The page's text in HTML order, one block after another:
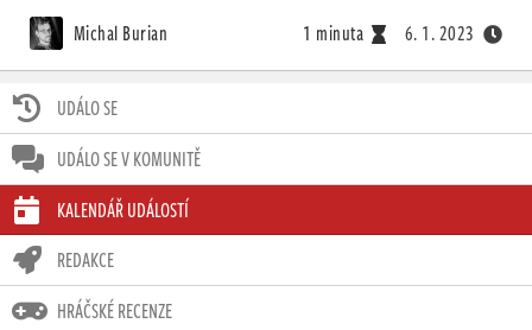
UDÁLO SE
UDÁLO SE V KOMUNITĚ
KALENDÁŘ UDÁLOSTÍ
REDAKCE
HRÁČSKÉ RECENZE
Michal Burian 1 minuta 6. 1. 2023